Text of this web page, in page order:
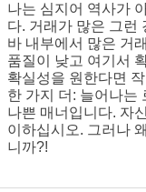
나는 심지어 역사가
다. 거래가 많은 그런
바 내부에서 많은 거
품질이 낮고 여기서
확실성을 원한다면
한 가지 더: 늘어나는
나쁜 매너입니다. 자
이하십시오. 그러나
니까?!